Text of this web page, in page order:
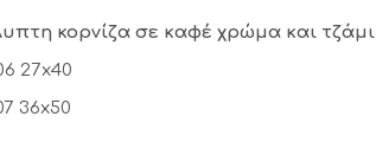
κορνίζα σε καφέ χρώμα και τζάμι
27x40
36x50